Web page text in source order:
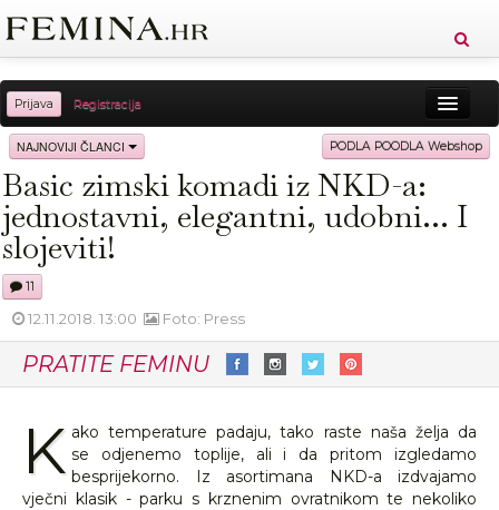
Prijava Registracija
Sreća Zdravlje Vitkost
Moda Ljubav Relax Putovanja Recepti
Proizvodi Cool
NAJNOVIJI ČLANCI PODLA POODLA Webshop
Basic zimski komadi iz NKD-a:
jednostavni, elegantni, udobni... I
slojeviti!
11
12.11.2018. 13:00 Foto: Press
PRATITE FEMINU
K ako temperature padaju, tako raste naša želja da
se odjenemo toplije, ali i da pritom izgledamo
besprijekorno. Iz asortimana NKD-a izdvajamo
vječni klasik - parku s krznenim ovratnikom te nekoliko